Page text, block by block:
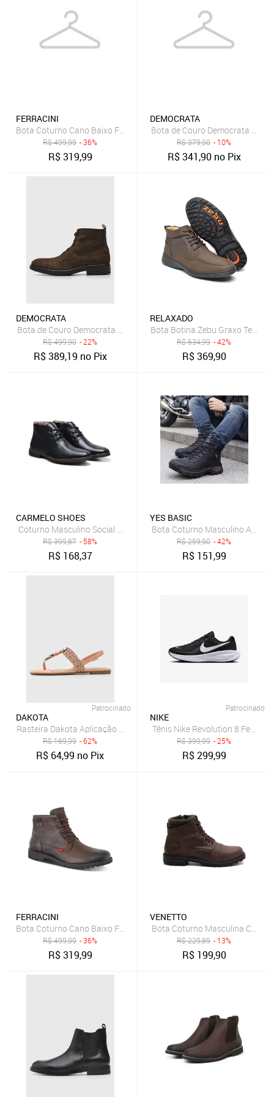
FERRACINI
Bota Coturno Cano Baixo Ferracini Cross Masculino De Couro Café
R$499,99 - 36%
R$319,99
DEMOCRATA
Bota de Couro Democrata
R$379,90 - 10%
R$341,90no Pix
DEMOCRATA
Bota de Couro Democrata Dust Café
R$499,90 - 22%
R$389,19 no Pix
RELAXADO
Bota Botina Zebu Graxo Tenis
R$634,99 - 42%
R$369,90
CARMELO SHOES
Coturno Masculino Social Casual De Couro Preto Confortável Zíper
R$399,87 - 58%
R$ 168,37
YES BASIC
Bota Coturno Masculino
R$259,90 - 42%
R$ 151,99
Patrocinado
DAKOTA
Rasteira Dakota Aplicação Coral
R$169,99 - 62%
R$ 64,99 no Pix
Patrocinado
NIKE
Tênis Nike Revolution 8
R$399,99 - 25%
R$299,99
FERRACINI
Bota Coturno Cano Baixo Ferracini Cross Masculino De Couro
R$499,99 - 36%
R$319,99
VENETTO
Bota Coturno Masculina Cano
R$229,89 - 13%
R$ 199,90